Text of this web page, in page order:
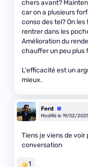
chers avant?
car on a plusieurs
conso des tel? On
rentrer dans les
Amélioration du
chauffer un peu plus
L'efficacité est un
mieux.
Ferd
Équipe
Modifié le 19/02/
Tiens je viens de voir
conversation
1